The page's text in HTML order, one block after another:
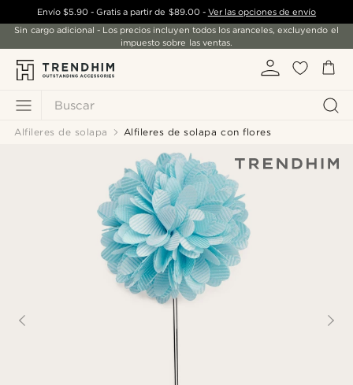
Buscar
Envío $5.90- Gratis a partir de $89.00- Ver las opciones de envío
Sin cargo adicional - Los precios incluyen todos los aranceles, excluyendo el
impuesto sobre las ventas.
Alfileres de solapa Alfileres de solapa con flores